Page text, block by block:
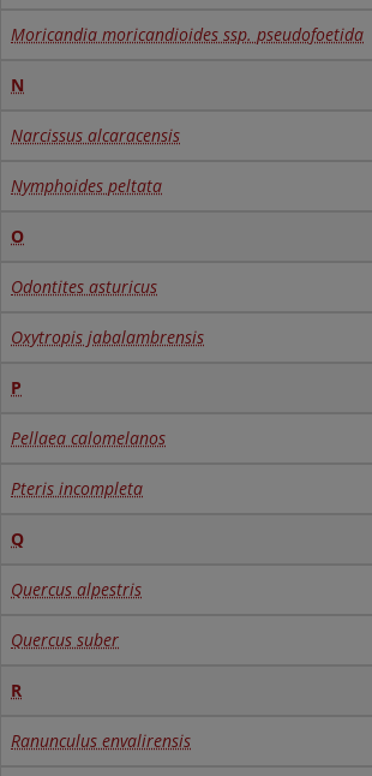
Moricandia moricandioides ssp. pseudofoetida
N
Narcissus alcaracensis
Nymphoides peltata
O
Odontites asturicus
Oxytropis jabalambrensis
P
Pellaea calomelanos
Pteris incompleta
Q
Quercus alpestris
Quercus suber
R
Ranunculus envalirensis